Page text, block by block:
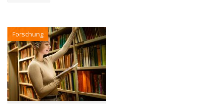
Forschung